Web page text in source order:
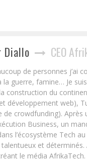
Diallo CEO
de personnes j’ai
la guerre, famine… Je
construction du
développement web),
de crowdfunding). Après
Business, un
l’écosystème Tech
talentueux et
le média